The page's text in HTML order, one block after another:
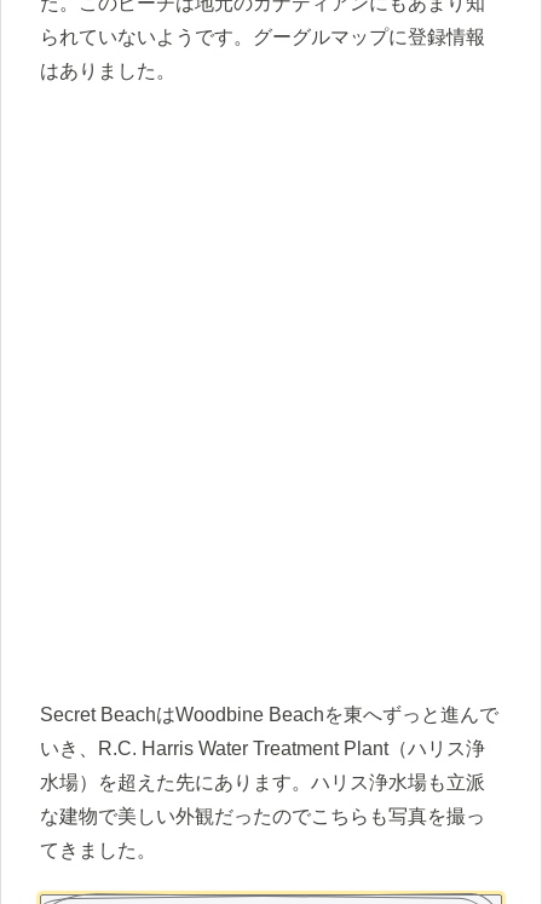
られていないようです。グーグルマップに登録情報
はありました。
Secret BeachはWoodbine Beachを東へずっと進んで
いき、R.C. Harris Water Treatment Plant（ハリス浄
水場）を超えた先にあります。ハリス浄水場も立派
な建物で美しい外観だったのでこちらも写真を撮っ
てきました。